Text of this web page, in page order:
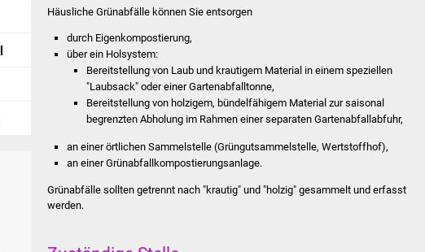
Häusliche Grünabfälle können Sie entsorgen
durch Eigenkompostierung,
über ein Holsystem:
Bereitstellung von Laub und krautigem Material in einem speziellen
"Laubsack" oder einer Gartenabfalltonne,
Bereitstellung von holzigem, bündelfähigem Material zur saisonal
begrenzten Abholung im Rahmen einer separaten Gartenabfallabfuhr,
an einer örtlichen Sammelstelle (Grüngutsammelstelle, Wertstoffhof),
an einer Grünabfallkompostierungsanlage.
Grünabfälle sollten getrennt nach "krautig" und "holzig" gesammelt und erfasst
werden.